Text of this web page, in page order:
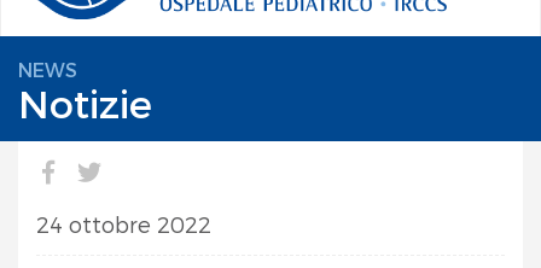
NEWS
Notizie
24 ottobre 2022